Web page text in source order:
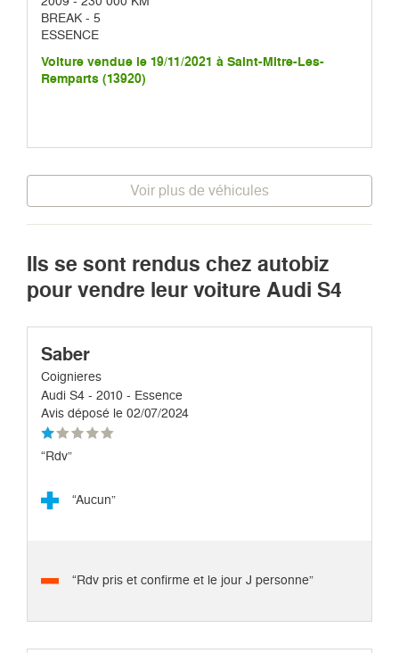
BREAK - 5
ESSENCE
Voiture vendue le 19/11/2021 à Saint-Mitre-Les-
Remparts (13920)
Voir plus de véhicules
Ils se sont rendus chez autobiz
pour vendre leur voiture Audi S4
Saber
Coignieres
Audi S4 - 2010 - Essence
Avis déposé le 02/07/2024
“Rdv”
“Aucun”
“Rdv pris et confirme et le jour J personne”